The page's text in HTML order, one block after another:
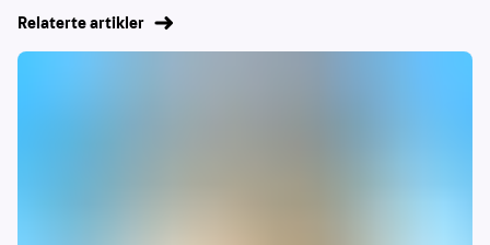
Relaterte artikler